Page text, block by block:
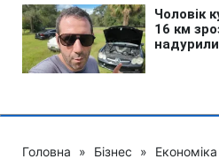
Головна » Бізнес » Економіка